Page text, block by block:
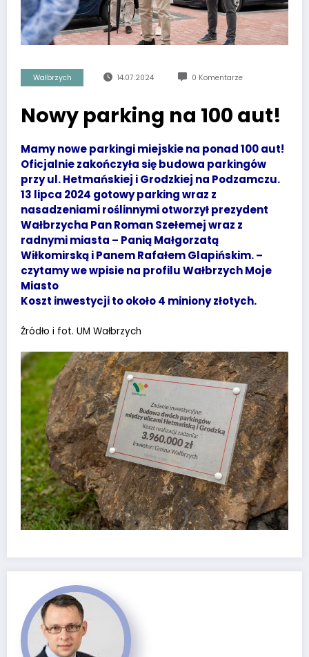
Wałbrzych 14.07.2024 0 Komentarze
Nowy parking na 100 aut!
Mamy nowe parkingi miejskie na ponad 100 aut!
Oficjalnie zakończyła się budowa parkingów
przy ul. Hetmańskiej i Grodzkiej na Podzamczu.
13 lipca 2024 gotowy parking wraz z
nasadzeniami roślinnymi otworzył prezydent
Wałbrzycha Pan Roman Szełemej wraz z
radnymi miasta – Panią Małgorzatą
Wiłkomirską i Panem Rafałem Glapińskim. –
czytamy we wpisie na profilu Wałbrzych Moje
Miasto
Koszt inwestycji to około 4 miniony złotych.
Źródło i fot. UM Wałbrzych